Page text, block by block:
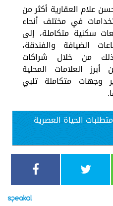
علام العقارية أكثر من
في مختلف أنحاء
سكنية متكاملة، إلى
الضيافة والفندقة،
وذلك من خلال شراكات
العلامات المحلية
وجهات متكاملة تلبي
الحياة العصرية